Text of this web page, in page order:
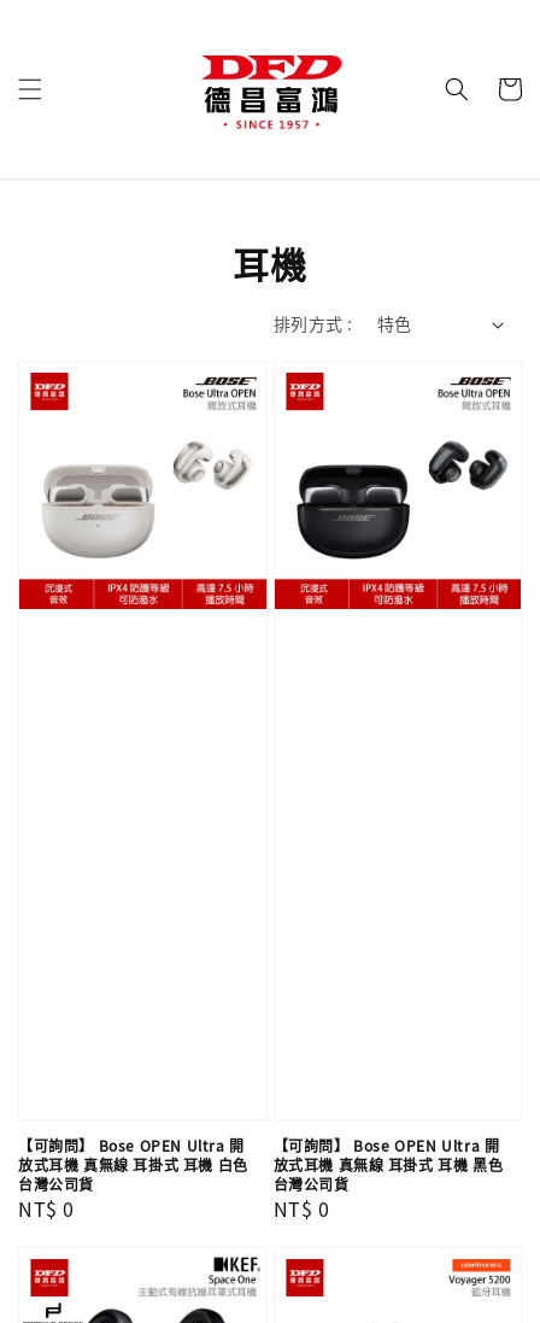
耳機
排列方式 :
【可詢問】 Bose OPEN Ultra 開
放式耳機 真無線 耳掛式 耳機 白色
台灣公司貨
Regular
NT$ 0
【可詢問】 Bose OPEN Ultra 開
放式耳機 真無線 耳掛式 耳機 黑色
台灣公司貨
Regular
NT$ 0